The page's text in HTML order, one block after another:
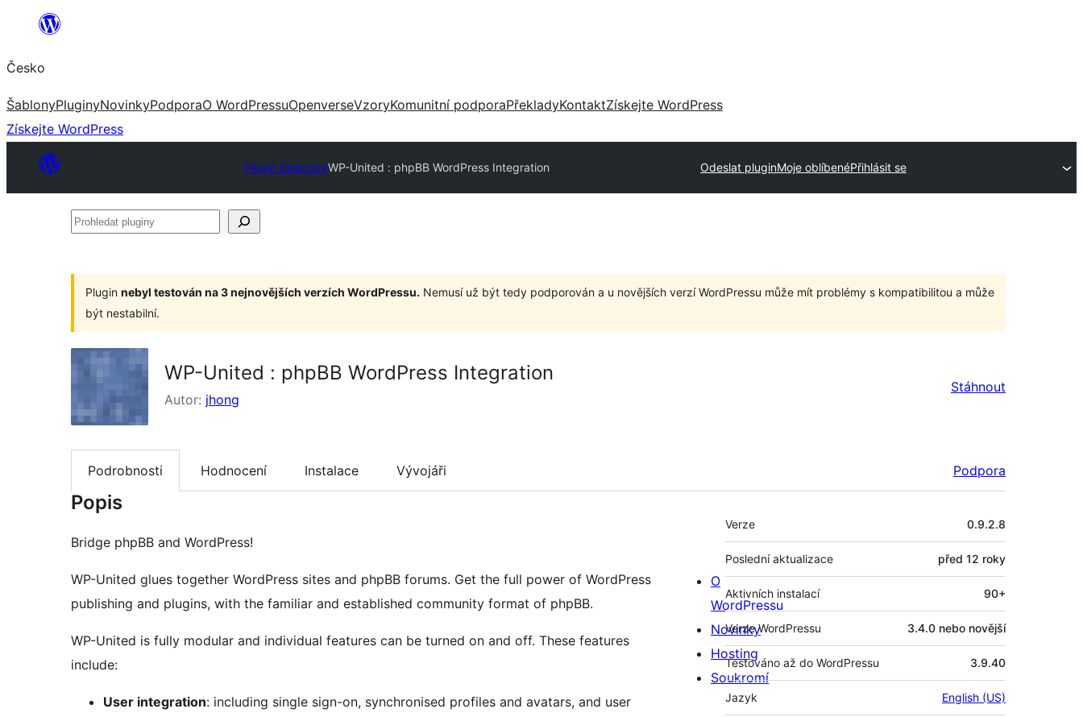
Přeskočit
obsah
Česko
ŠablonyPluginyNovinkyPodporaO WordPressuOpenverseVzoryKomunitní podporaPřekladyKontaktZískejte WordPress
Získejte WordPress
Plugin DirectoryWP-United : phpBB WordPress Integration Odeslat pluginMoje oblíbenéPřihlásit se
Prohledat
Plugin nebyl testován na 3 nejnovějších verzích WordPressu. Nemusí už být tedy podporován a u novějších verzí WordPressu může mít problémy s kompatibilitou a může
být nestabilní.
WP-United : phpBB WordPress Integration
Autor: jhong
Stáhnout
Podrobnosti Hodnocení Instalace Vývojáři Podpora
Popis
Bridge phpBB and WordPress!
WP-United glues together WordPress sites and phpBB forums. Get the full power of WordPress
publishing and plugins, with the familiar and established community format of phpBB.
WP-United is fully modular and individual features can be turned on and off. These features
include:
User integration: including single sign-on, synchronised profiles and avatars, and user
Meta
Verze 0.9.2.8
Poslední aktualizace před 12 roky
Aktivních instalací 90+
Verze WordPressu 3.4.0 nebo novější
Testováno až do WordPressu 3.9.40
Jazyk English (US)
O
WordPressu
Novinky
Hosting
Soukromí